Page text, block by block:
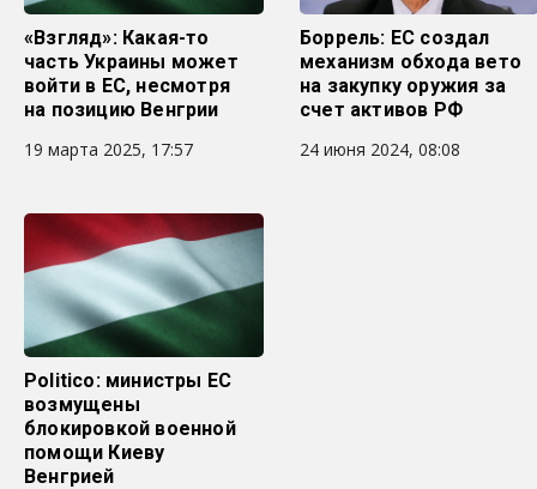
«Взгляд»: Какая-то
часть Украины может
войти в ЕС, несмотря
на позицию Венгрии
19 марта 2025, 17:57
Боррель: ЕС создал
механизм обхода вето
на закупку оружия за
счет активов РФ
24 июня 2024, 08:08
Politico: министры ЕС
возмущены
блокировкой военной
помощи Киеву
Венгрией